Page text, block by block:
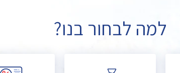
למה לבחור בנו?